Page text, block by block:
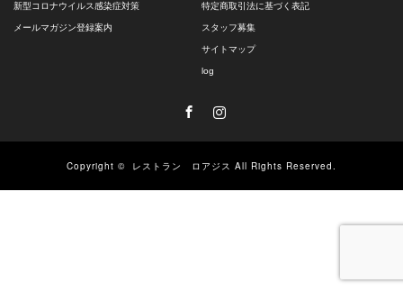
新型コロナウイルス感染症対策
メールマガジン登録案内
特定商取引法に基づく表記
スタッフ募集
サイトマップ
log
Copyright © レストラン ロアジス All Rights Reserved.